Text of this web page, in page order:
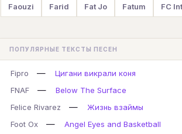
Faouzi Farid Fat Jo Fatum FC Int
ПОПУЛЯРНЫЕ ТЕКСТЫ ПЕСЕН
Fipro —
Цигани викрали коня
FNAF
—
Below The Surface
Felice Rivarez
—
Жизнь взаймы
Foot Ox
—
Angel Eyes and Basketball